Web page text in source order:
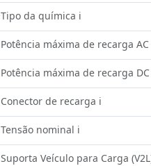
Tipo da química ℹ️
Potência máxima de recarga AC
Potência máxima de recarga DC
Conector de recarga ℹ️
Tensão nominal ℹ️
Suporta Veículo para Carga